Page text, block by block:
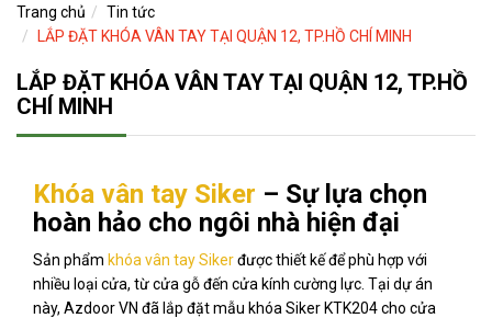
Trang chủ
Tin tức
LẮP ĐẶT KHÓA VÂN TAY TẠI QUẬN 12, TP.HỒ CHÍ MINH
LẮP ĐẶT KHÓA VÂN TAY TẠI QUẬN 12, TP.HỒ
CHÍ MINH
Khóa vân tay Siker – Sự lựa chọn
hoàn hảo cho ngôi nhà hiện đại
Sản phẩm khóa vân tay Sikerđược thiết kế để phù hợp với
nhiều loại cửa, từ cửa gỗ đến cửa kính cường lực. Tại dự án
này, Azdoor VN đã lắp đặt mẫu khóa Siker KTK204 cho cửa